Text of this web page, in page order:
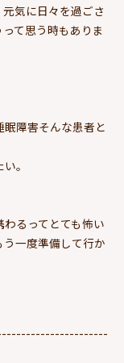
気に日々を過ごさ
て思う時もありま
障害そんな患者と
。
るってとても怖い
一度準備して行か